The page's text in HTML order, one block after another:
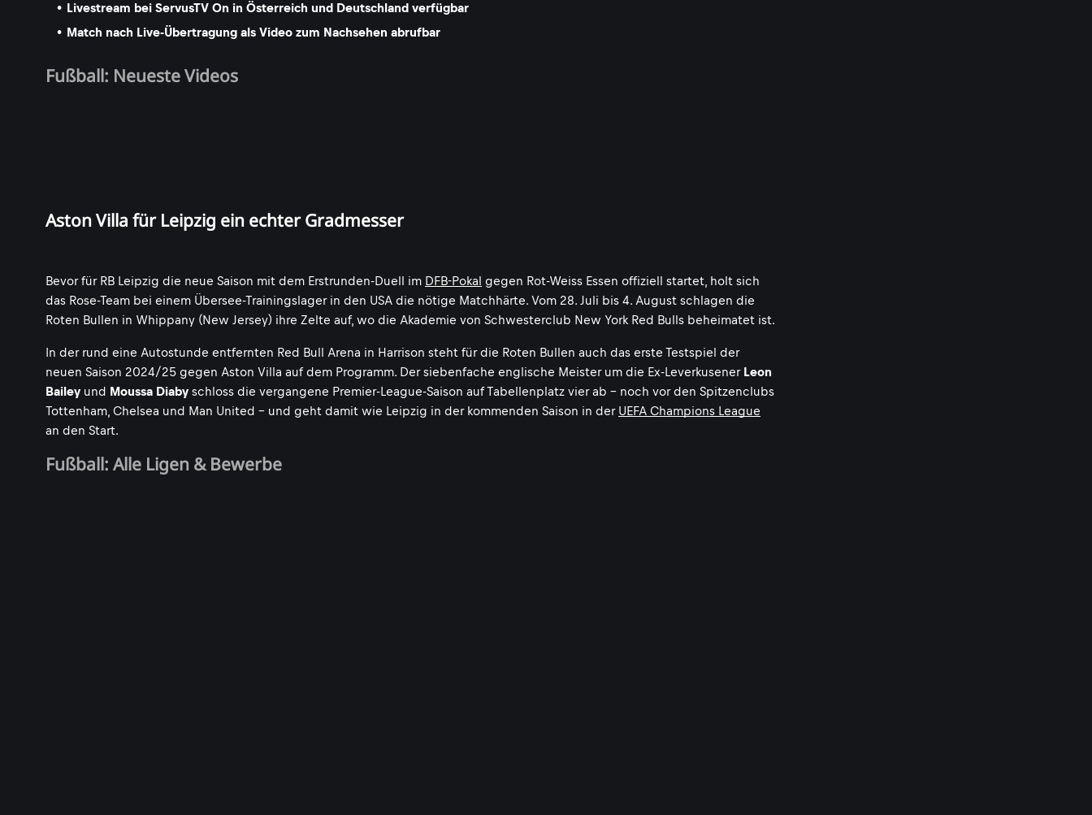
Livestream bei ServusTV On in Österreich und Deutschland verfügbar
Match nach Live-Übertragung als Video zum Nachsehen abrufbar
Fußball: Neueste Videos
Aston Villa für Leipzig ein echter Gradmesser
Bevor für RB Leipzig die neue Saison mit dem Erstrunden-Duell im DFB-Pokal gegen Rot-Weiss Essen offiziell startet, holt sich
das Rose-Team bei einem Übersee-Trainingslager in den USA die nötige Matchhärte. Vom 28. Juli bis 4. August schlagen die
Roten Bullen in Whippany (New Jersey) ihre Zelte auf, wo die Akademie von Schwesterclub New York Red Bulls beheimatet ist.
In der rund eine Autostunde entfernten Red Bull Arena in Harrison steht für die Roten Bullen auch das erste Testspiel der
neuen Saison 2024/25 gegen Aston Villa auf dem Programm. Der siebenfache englische Meister um die Ex-Leverkusener Leon
Bailey und Moussa Diaby schloss die vergangene Premier-League-Saison auf Tabellenplatz vier ab - noch vor den Spitzenclubs
Tottenham, Chelsea und Man United - und geht damit wie Leipzig in der kommenden Saison in der UEFA Champions League
an den Start.
Fußball: Alle Ligen & Bewerbe